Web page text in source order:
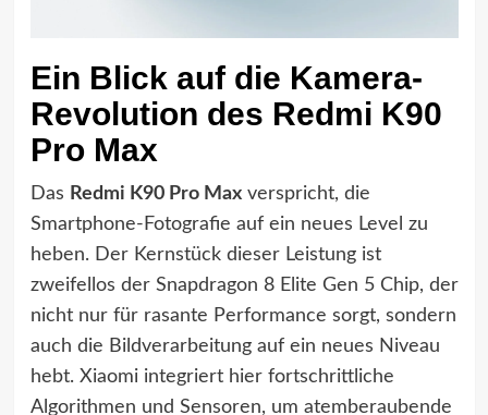
Ein Blick auf die Kamera-
Revolution des Redmi K90
Pro Max
Das Redmi K90 Pro Maxverspricht, die
Smartphone-Fotografie auf ein neues Level zu
heben. Der Kernstück dieser Leistung ist
zweifellos der Snapdragon 8 Elite Gen 5 Chip, der
nicht nur für rasante Performance sorgt, sondern
auch die Bildverarbeitung auf ein neues Niveau
hebt. Xiaomi integriert hier fortschrittliche
Algorithmen und Sensoren, um atemberaubende